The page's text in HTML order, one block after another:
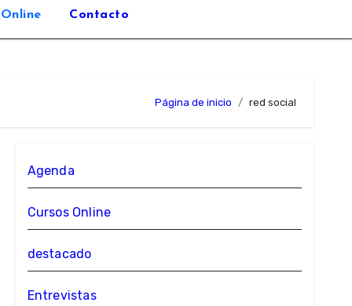
Contacto
Página de inicio red social
Agenda
Cursos Online
destacado
Entrevistas